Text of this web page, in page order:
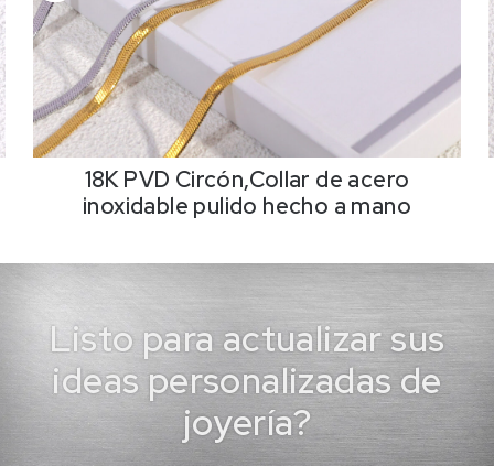
18K PVD Circón,Collar de acero
inoxidable pulido hecho a mano
Listo para actualizar sus
ideas personalizadas de
joyería?